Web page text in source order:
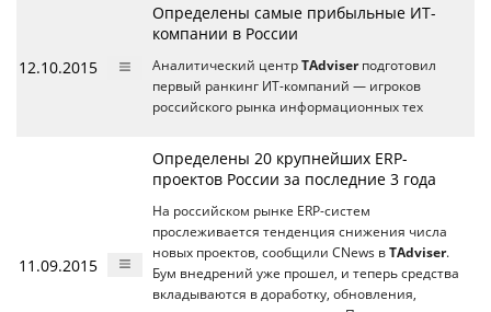
12.10.2015
Определены самые прибыльные ИТ-
компании в России
Аналитический центр TAdviserподготовил
первый ранкинг ИТ-компаний — игроков
российского рынка информационных тех
11.09.2015
Определены 20 крупнейших ERP-
проектов России за последние 3 года
На российском рынке ERP-систем
прослеживается тенденция снижения числа
новых проектов, сообщили CNews в TAdviser.
Бум внедрений уже прошел, и теперь средства
вкладываются в доработку, обновления,